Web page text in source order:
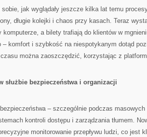
sobie, jak wyglądały jeszcze kilka lat temu
długie kolejki i chaos przy kasach. Teraz
komputerze, a bilety trafiają do klientów w
– komfort i szybkość na niespotykanym dotąd
można zaoszczędzić, korzystając z
służbie bezpieczeństwa i organizacji
– szczególnie podczas
kontroli dostępu i zarządzania tłumem.
monitorowanie przepływu ludzi, co jest